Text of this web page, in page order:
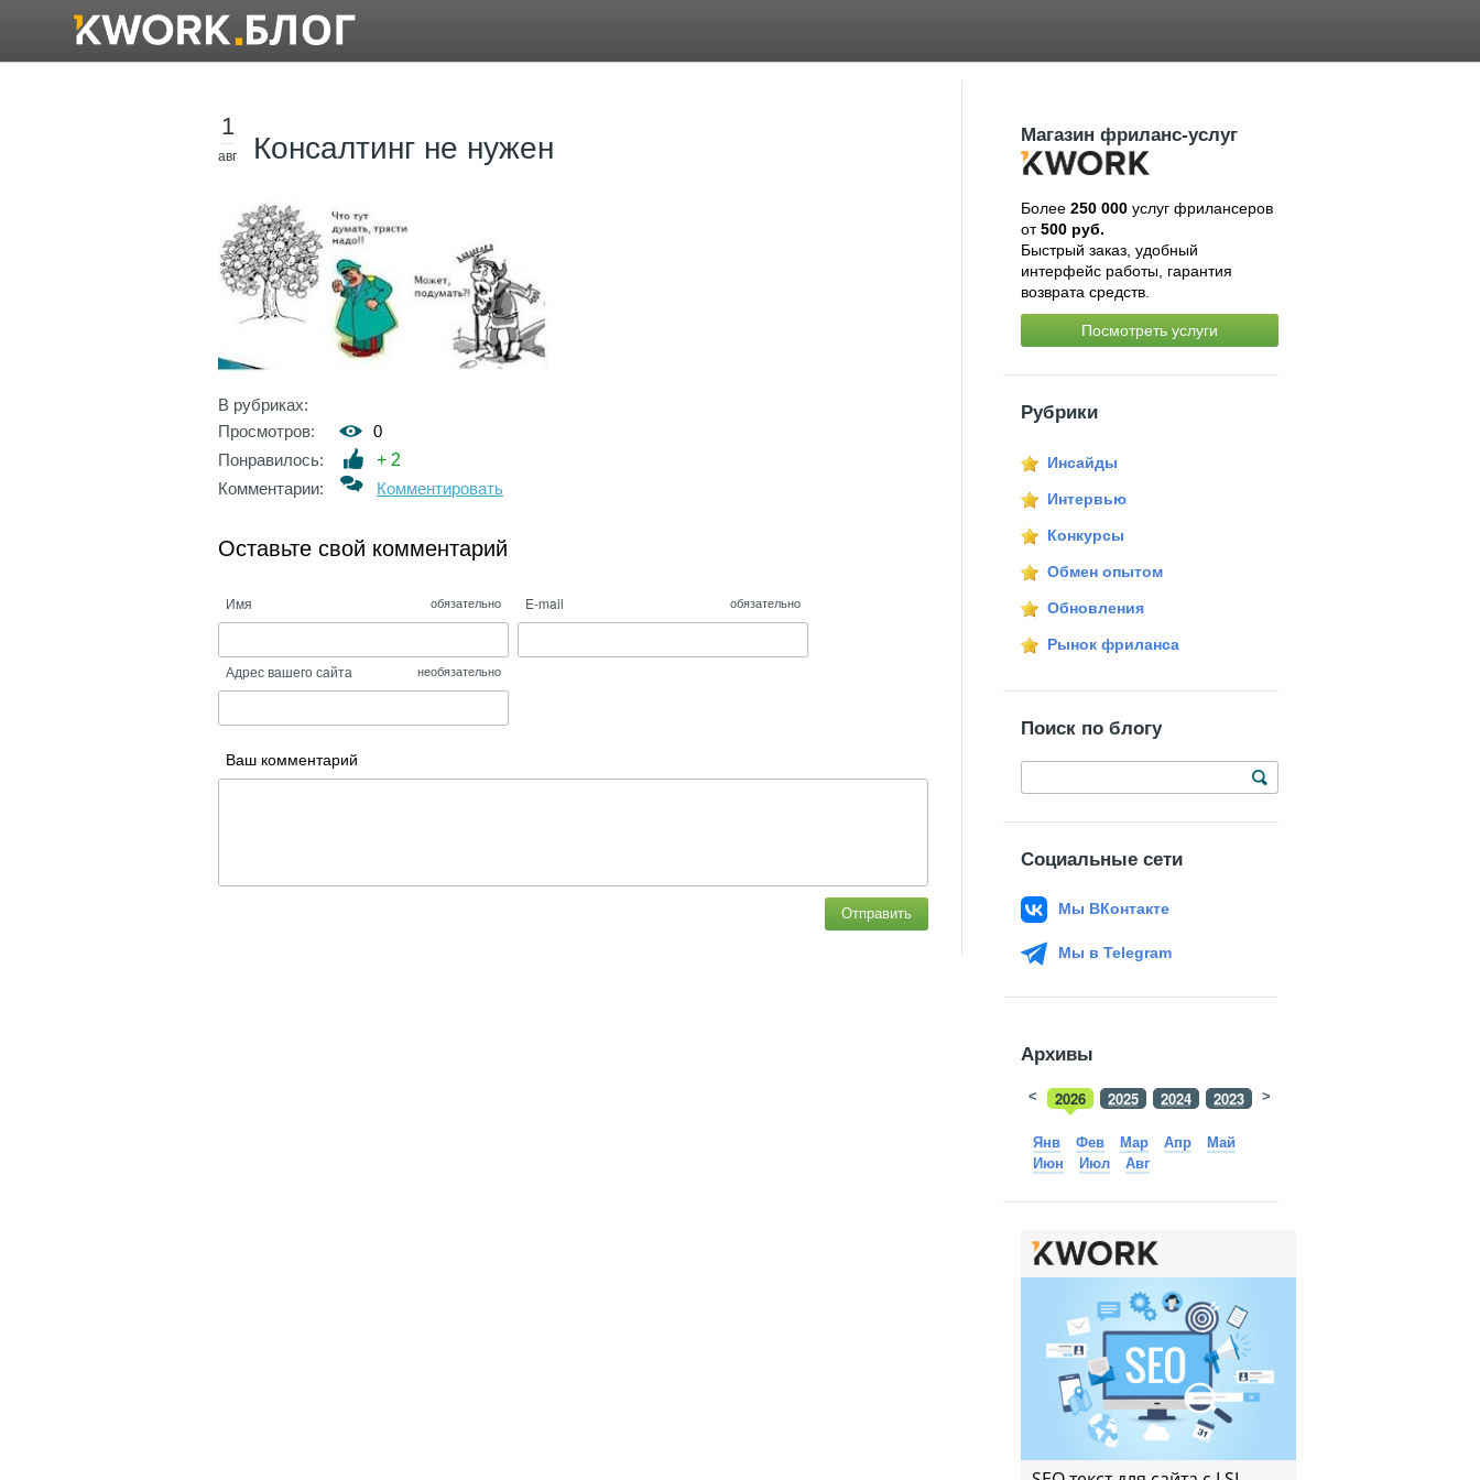
1
авг Консалтинг не нужен
В рубриках:
Просмотров:
0
Понравилось:
+ 2
Комментарии:
Комментировать
Оставьте свой комментарий
Имя обязательно E-mail обязательно
Адрес вашего сайта необязательно
Ваш комментарий
Отправить
Магазин фриланс-услуг
Более 250 000услуг фрилансеров
от500 руб.
Быстрый заказ, удобный
интерфейс работы, гарантия
возврата средств.
Посмотреть услуги
Рубрики
Инсайды
Интервью
Конкурсы
Обмен опытом
Обновления
Рынок фриланса
Поиск по блогу
Социальные сети
Мы ВКонтакте
Мы в Telegram
Архивы
2026 2025 2024 2023 2022
< >
Янв Фев Мар Апр
Май
Июн
Июл Авг